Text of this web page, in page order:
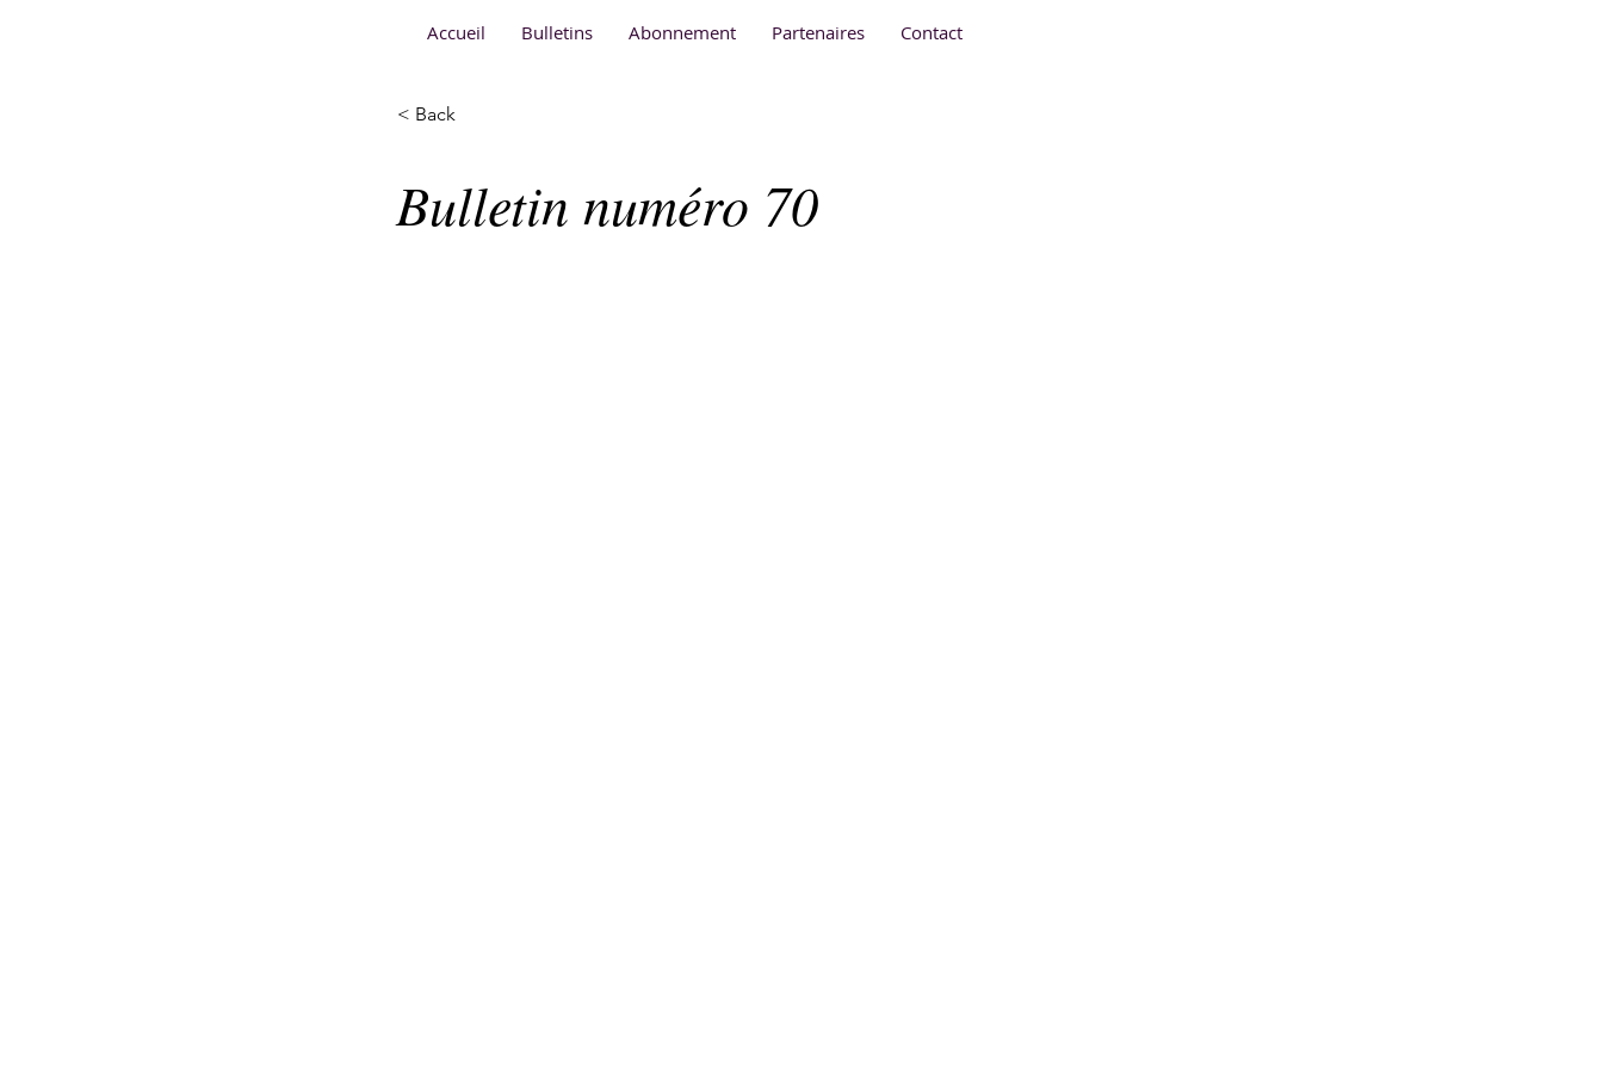
Accueil Bulletins Abonnement Partenaires Contact
< Back
Bulletin numéro 70